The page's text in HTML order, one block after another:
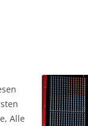
Alle